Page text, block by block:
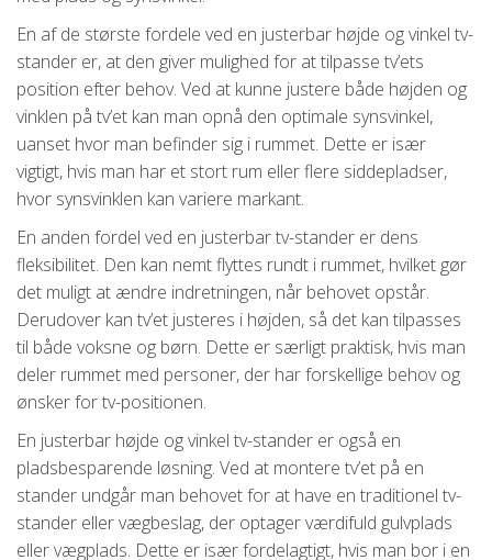
En af de største fordele ved en justerbar højde og vinkel tv-
stander er, at den giver mulighed for at tilpasse tv’ets
position efter behov. Ved at kunne justere både højden og
vinklen på tv’et kan man opnå den optimale synsvinkel,
uanset hvor man befinder sig i rummet. Dette er især
vigtigt, hvis man har et stort rum eller flere siddepladser,
hvor synsvinklen kan variere markant.
En anden fordel ved en justerbar tv-stander er dens
fleksibilitet. Den kan nemt flyttes rundt i rummet, hvilket gør
det muligt at ændre indretningen, når behovet opstår.
Derudover kan tv’et justeres i højden, så det kan tilpasses
til både voksne og børn. Dette er særligt praktisk, hvis man
deler rummet med personer, der har forskellige behov og
ønsker for tv-positionen.
En justerbar højde og vinkel tv-stander er også en
pladsbesparende løsning. Ved at montere tv’et på en
stander undgår man behovet for at have en traditionel tv-
stander eller vægbeslag, der optager værdifuld gulvplads
eller vægplads. Dette er især fordelagtigt, hvis man bor i en